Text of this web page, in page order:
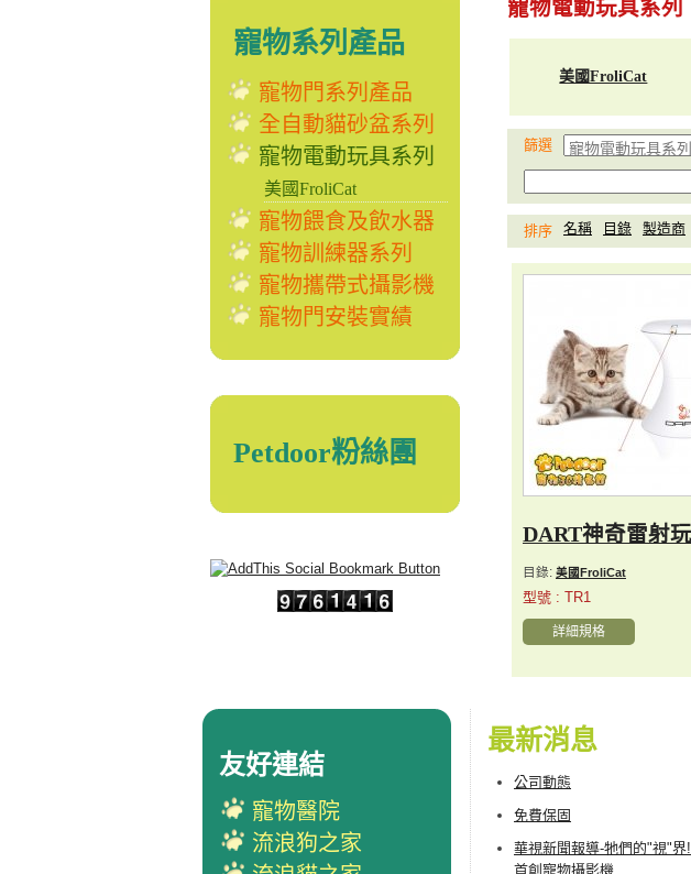
寵物系列產品
寵物門系列產品
全自動貓砂盆系列
寵物電動玩具系列
美國FroliCat
寵物餵食及飲水器
寵物訓練器系列
寵物攜帶式攝影機
寵物門安裝實績
Petdoor粉絲團
寵物電動玩具系列
美國FroliCat
篩選
排序 名稱 目錄 製造商
DART神奇雷射
目錄: 美國FroliCat
型號 : TR1
詳細規格
最新消息
公司動態
免費保固
華視新聞報導-牠們的"視"界!
首創寵物攝影機
友好連結
寵物醫院
流浪狗之家